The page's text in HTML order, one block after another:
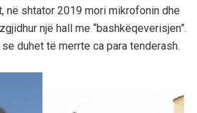
në shtator 2019 mori mikrofonin dhe
një hall me “bashkëqeverisjen”.
duhet të merrte ca para tenderash.